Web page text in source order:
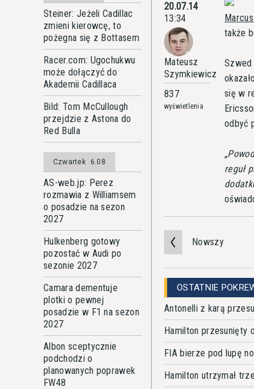
Steiner: Jeżeli Cadillac
zmieni kierowcę, to
pożegna się z Bottasem
Racer.com: Ugochukwu
może dołączyć do
Akademii Cadillaca
Bild: Tom McCullough
przejdzie z Astona do
Red Bulla
Czwartek 6.08
AS-web.jp: Perez
rozmawia z Williamsem
o posadzie na sezon
2027
Hulkenberg gotowy
pozostać w Audi po
sezonie 2027
Camara dementuje
plotki o pewnej
posadzie w F1 na sezon
2027
Albon sceptycznie
podchodzi o
planowanych poprawek
FW48
20.07.14
13:34
Mateusz
Szymkiewicz
837
wyświetlenia
także
Szwed
się w
odbyć
reguł
Nowszy
OSTATNIE
Antonelli z karą
Hamilton przesunięty
FIA bierze pod lupę
Hamilton utrzymał